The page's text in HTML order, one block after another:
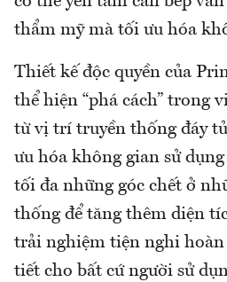
thẩm mỹ mà tối ưu hóa
Thiết kế độc quyền của
thể hiện “phá cách” trong
từ vị trí truyền thống đáy
ưu hóa không gian sử
tối đa những góc chết ở
thống để tăng thêm diện
trải nghiệm tiện nghi
tiết cho bất cứ người sử